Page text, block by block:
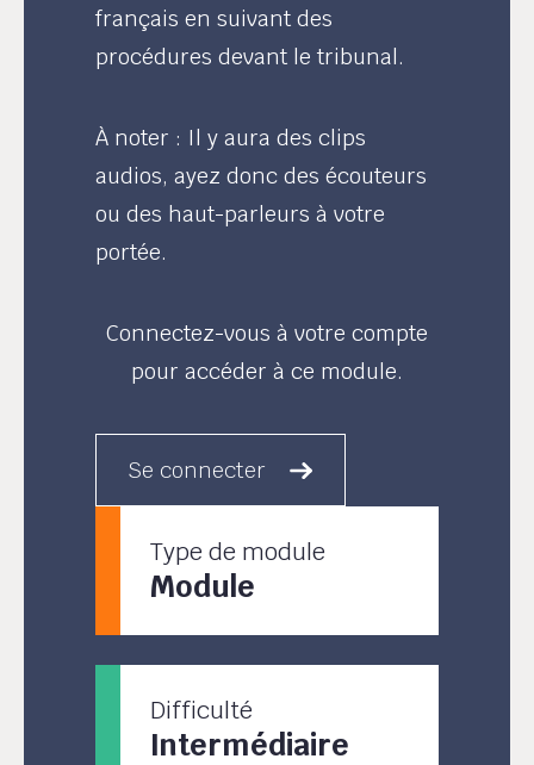
français en suivant des
procédures devant le tribunal.
À noter : Il y aura des clips
audios, ayez donc des écouteurs
ou des haut-parleurs à votre
portée.
Connectez-vous à votre compte
pour accéder à ce module.
Se connecter
Type de module
Module
Difficulté
Intermédiaire